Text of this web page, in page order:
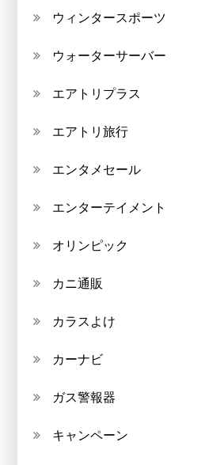
ウィンタースポーツ
ウォーターサーバー
エアトリプラス
エアトリ旅行
エンタメセール
エンターテイメント
オリンピック
カニ通販
カラスよけ
カーナビ
ガス警報器
キャンペーン